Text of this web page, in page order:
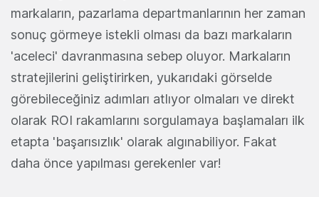
markaların, pazarlama departmanlarının her zaman
sonuç görmeye istekli olması da bazı markaların
'aceleci' davranmasına sebep oluyor. Markaların
stratejilerini geliştirirken, yukarıdaki görselde
görebileceğiniz adımları atlıyor olmaları ve direkt
olarak ROI rakamlarını sorgulamaya başlamaları ilk
etapta 'başarısızlık' olarak algınabiliyor. Fakat
daha önce yapılması gerekenler var!